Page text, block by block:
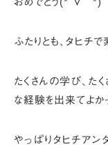
ふたりとも、タヒチ
たくさんの学び、た
な経験を出来てよか
やっぱりタヒチアン